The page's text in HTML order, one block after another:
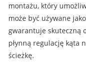
montażu, który
może być używane
gwarantuje skuteczną
płynną regulację kąta
ścieżkę.